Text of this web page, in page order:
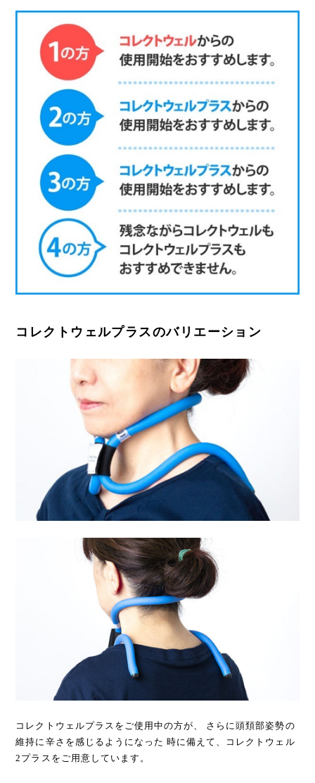
コレクトウェルプラスのバリエーション
コレクトウェルプラスをご使用中の方が、 さらに頭頚部姿勢の
維持に辛さを感じるようになった 時に備えて、コレクトウェル
2プラスをご用意しています。